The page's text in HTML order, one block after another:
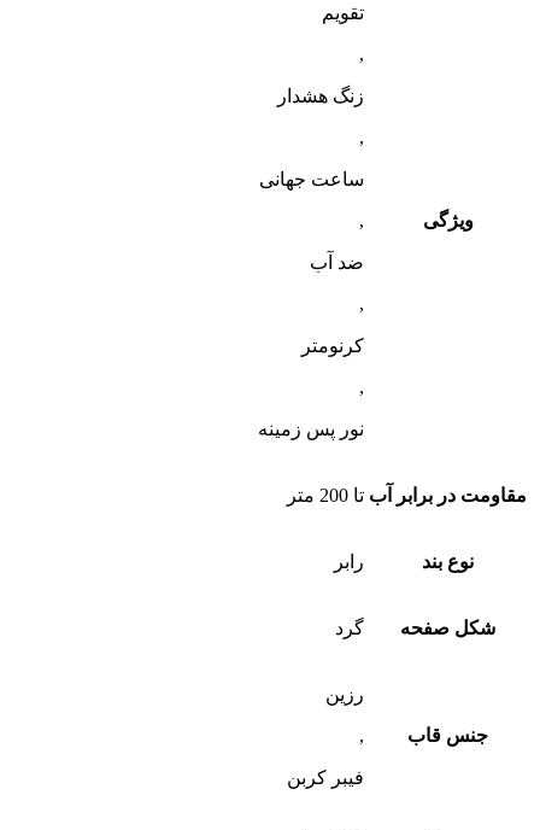
ویژگی
تقویم
,
زنگ هشدار
,
ساعت جهانی
,
ضد آب
,
کرنومتر
,
نور پس زمینه
مقاومت در برابر آب تا 200 متر
نوع بند رابر
شکل صفحه گرد
جنس قاب
رزین
,
فیبر کربن